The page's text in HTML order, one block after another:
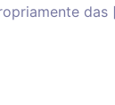
das